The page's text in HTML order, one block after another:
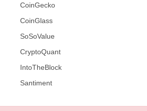
CoinGecko
CoinGlass
SoSoValue
CryptoQuant
IntoTheBlock
Santiment